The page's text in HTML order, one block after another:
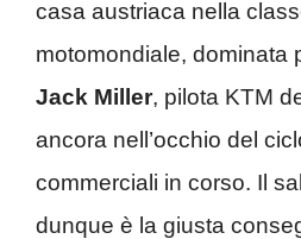
casa austriaca nella
motomondiale, dominata
Jack Miller, pilota KTM
ancora nell’occhio del
commerciali in corso. Il
dunque è la giusta